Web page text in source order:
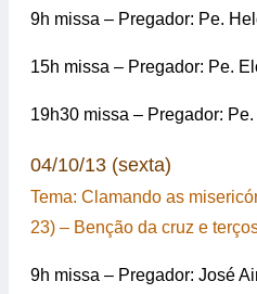
9h missa – Pregador: Pe.
15h missa – Pregador: Pe.
19h30 missa – Pregador:
04/10/13 (sexta)
Tema: Clamando as
23) – Benção da cruz e
9h missa – Pregador: José